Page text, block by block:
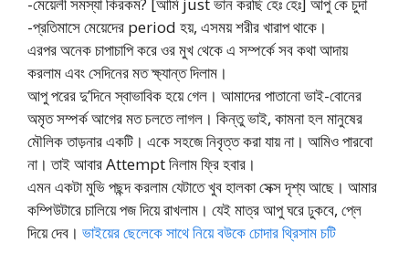
-প্রতিমাসে মেয়েদের period হয়, এসময় শরীর খারাপ থাকে।
এরপর অনেক চাপাচাপি করে ওর মুখ থেকে এ সম্পর্কে সব কথা আদায়
করলাম এবং সেদিনের মত ক্ষ্যান্ত দিলাম।
আপু পরের দু’দিনে স্বাভাবিক হয়ে গেল। আমাদের পাতানো ভাই-বোনের
অমৃত সম্পর্ক আগের মত চলতে লাগল। কিন্তু ভাই, কামনা হল মানুষের
মৌলিক তাড়নার একটি। একে সহজে নিবৃত্ত করা যায় না। আমিও পারবো
না। তাই আবার Attempt নিলাম ফ্রি হবার।
এমন একটা মুভি পছন্দ করলাম যেটাতে খুব হালকা সেক্স দৃশ্য আছে। আমার
কম্পিউটারে চালিয়ে পজ দিয়ে রাখলাম। যেই মাত্র আপু ঘরে ঢুকবে, প্লে
দিয়ে দেব। ভাইয়ের ছেলেকে সাথে নিয়ে বউকে চোদার থ্রিসাম চটি